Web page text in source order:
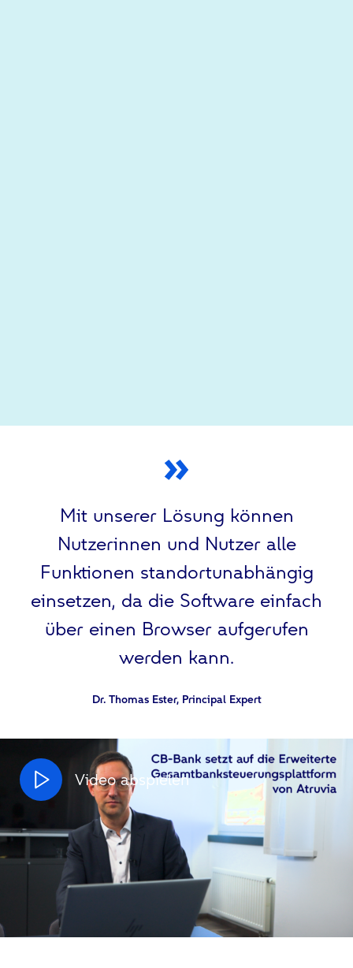
Mit unserer Lösung können
Nutzerinnen und Nutzer alle
Funktionen standortunabhängig
einsetzen, da die Software einfach
über einen Browser aufgerufen
werden kann.
Dr. Thomas Ester, Principal Expert
Video abspielen